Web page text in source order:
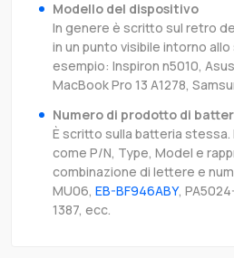
Modello del dispositivo
In genere è scritto sul retro
in un punto visibile intorno
esempio: Inspiron n5010,
MacBook Pro 13 A1278,
Numero di prodotto di
È scritto sulla batteria
come P/N, Type, Model e
combinazione di lettere e
MU06, EB-BF946ABY,
1387, ecc.